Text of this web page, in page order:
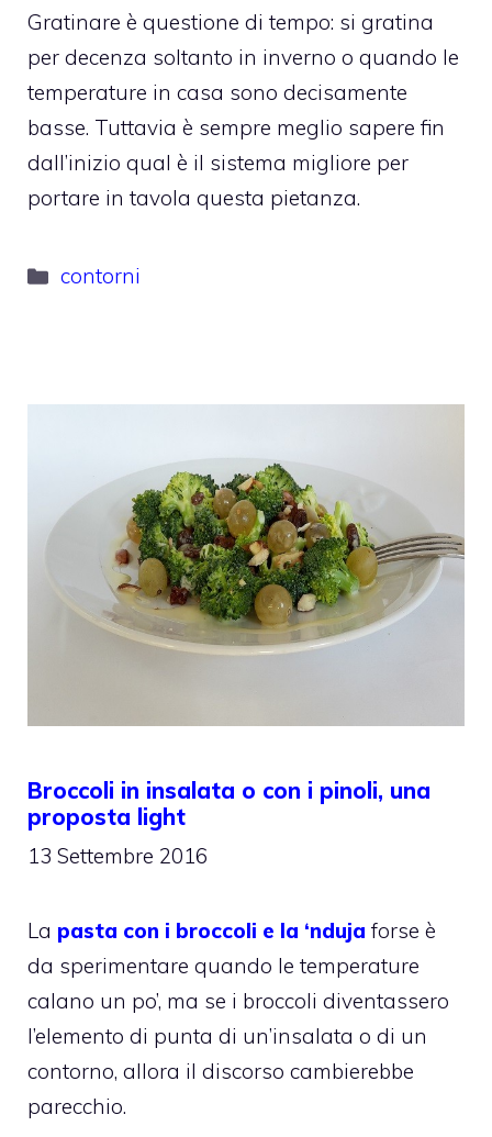
Gratinare è questione di tempo: si gratina
per decenza soltanto in inverno o quando le
temperature in casa sono decisamente
basse. Tuttavia è sempre meglio sapere fin
dall’inizio qual è il sistema migliore per
portare in tavola questa pietanza.
Categorie
contorni
Broccoli in insalata o con i pinoli, una
proposta light
13 Settembre 2016
La pasta con i broccoli e la ‘nduja forse è
da sperimentare quando le temperature
calano un po’, ma se i broccoli diventassero
l’elemento di punta di un’insalata o di un
contorno, allora il discorso cambierebbe
parecchio.